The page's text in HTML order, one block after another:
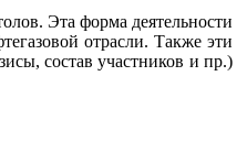
Эта форма деятельности
отрасли. Также эти
состав участников и пр.)